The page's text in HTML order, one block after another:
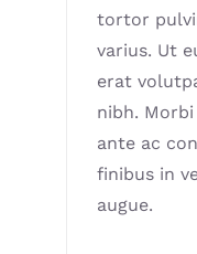
tortor
varius. Ut
erat
nibh.
ante ac
finibus in
augue.